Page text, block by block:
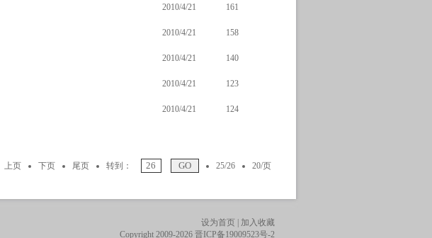
2010/4/21 161
2010/4/21 158
2010/4/21 140
2010/4/21 123
2010/4/21 124
上页 下页 尾页 转到： 25/26 20/页
设为首页
加入收藏
Copyright 2009-2026 晋ICP备19009523号-2